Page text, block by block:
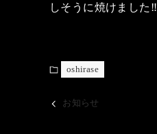
しそうに焼けました‼️
oshirase
お知らせ